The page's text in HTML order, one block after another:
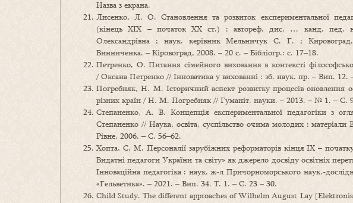
Назва з екрана.
Лисенко, Л. О. Становлення та розвиток експериментальної
(кінець XIX – початок XX ст.) : автореф. дис. … канд. пед.
Олександрівна ; наук. керівник Мельничук С. Г. ;
Винниченка. – Кіровоград, 2008. – 20 с. – Бібліогр.: с. 17–18.
Петренко, О. Питання сімейного виховання в контексті
/ Оксана Петренко // Інноватика у вихованні : зб. наук. пр. – Вип. 12.
Погребняк, Н. М. Історичний аспект розвитку процесів оновлення
різних країн / Н. М. Погребняк // Гуманіт. науки. – 2013. – № 1. – С.
Степаненко, А. В. Концепція експериментальної педагогіки
Степаненко // Наука, освіта, суспільство очима молодих :
Рівне, 2006. – С. 56–62.
Хопта, С. М. Персоналії зарубіжних реформаторів кінця ІХ –
Видатні педагоги України та світу» як джерело досвіду освітніх
Інноваційна педагогіка : наук. ж-л Причорноморського наук.-
«Гельветика». – 2021. – Вип. 34. Т. 1. – С. 23 – 30.
Child Study. The different approaches of Wilhelm August Lay